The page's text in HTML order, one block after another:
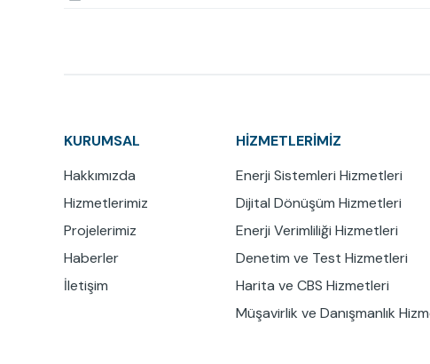
KURUMSAL
Hakkımızda
Hizmetlerimiz
Projelerimiz
Haberler
İletişim
HİZMETLERİMİZ
Enerji Sistemleri Hizmetleri
Dijital Dönüşüm Hizmetleri
Enerji Verimliliği Hizmetleri
Denetim ve Test Hizmetleri
Harita ve CBS Hizmetleri
Müşavirlik ve Danışmanlık